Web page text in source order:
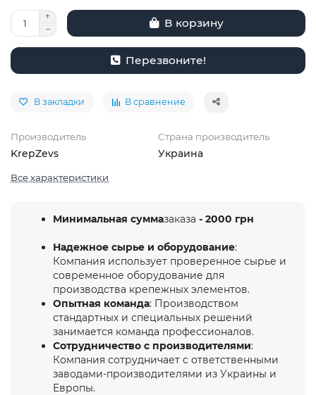
В корзину
Перезвоните!
В закладки В сравнение
Производитель
KrepZevs
Страна производитель
Украина
Все характеристики
Минимальная суммазаказа - 2000 грн
Надежное сырье и оборудование:
Компания использует проверенное сырье и
современное оборудование для
производства крепежных элементов.
Опытная команда: Производством
стандартных и специальных решений
занимается команда профессионалов.
Сотрудничество с производителями:
Компания сотрудничает с ответственными
заводами-производителями из Украины и
Европы.